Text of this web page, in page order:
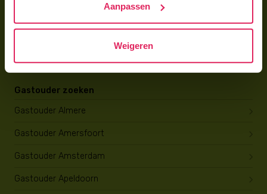
Aanpassen
Weigeren
Wat verdient een gastouder?
Gastouder zoeken
Gastouder Almere
Gastouder Amersfoort
Gastouder Amsterdam
Gastouder Apeldoorn